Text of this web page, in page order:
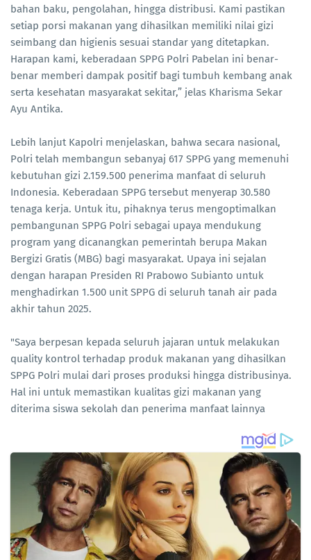
bahan baku, pengolahan, hingga distribusi. Kami pastikan
setiap porsi makanan yang dihasilkan memiliki nilai gizi
seimbang dan higienis sesuai standar yang ditetapkan.
Harapan kami, keberadaan SPPG Polri Pabelan ini benar-
benar memberi dampak positif bagi tumbuh kembang anak
serta kesehatan masyarakat sekitar,” jelas Kharisma Sekar
Ayu Antika.
Lebih lanjut Kapolri menjelaskan, bahwa secara nasional,
Polri telah membangun sebanyaj 617 SPPG yang memenuhi
kebutuhan gizi 2.159.500 penerima manfaat di seluruh
Indonesia. Keberadaan SPPG tersebut menyerap 30.580
tenaga kerja. Untuk itu, pihaknya terus mengoptimalkan
pembangunan SPPG Polri sebagai upaya mendukung
program yang dicanangkan pemerintah berupa Makan
Bergizi Gratis (MBG) bagi masyarakat. Upaya ini sejalan
dengan harapan Presiden RI Prabowo Subianto untuk
menghadirkan 1.500 unit SPPG di seluruh tanah air pada
akhir tahun 2025.
"Saya berpesan kepada seluruh jajaran untuk melakukan
quality kontrol terhadap produk makanan yang dihasilkan
SPPG Polri mulai dari proses produksi hingga distribusinya.
Hal ini untuk memastikan kualitas gizi makanan yang
diterima siswa sekolah dan penerima manfaat lainnya